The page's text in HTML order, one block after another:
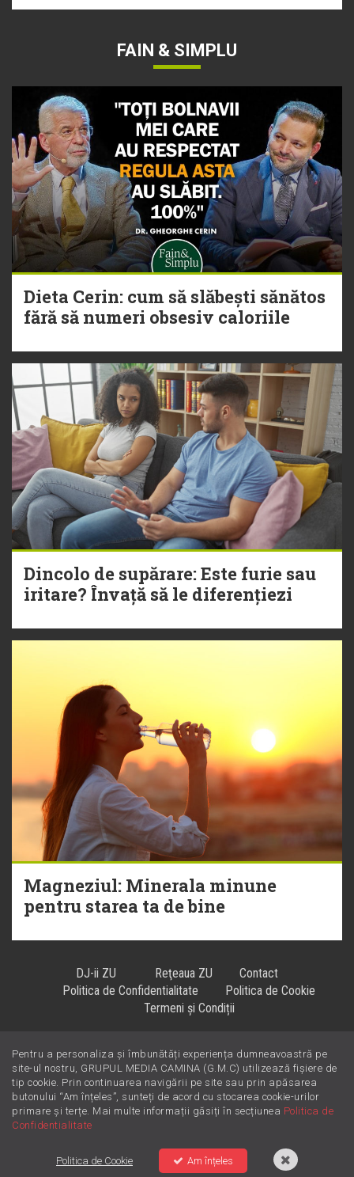
FAIN & SIMPLU
Dieta Cerin: cum să slăbești sănătos
fără să numeri obsesiv caloriile
Dincolo de supărare: Este furie sau
iritare? Învață să le diferențiezi
Magneziul: Minerala minune
pentru starea ta de bine
DJ-ii ZU Reţeaua ZU
Contact
Politica de Confidentialitate
Politica de Cookie
Termeni și Condiții
Hiturile se ascultă la !
Pentru a personaliza și îmbunătăți experiența dumneavoastră pe
site-ul nostru, GRUPUL MEDIA CAMINA (G.M.C) utilizează fișiere de
tip cookie. Prin continuarea navigării pe site sau prin apăsarea
butonului “Am înțeles”, sunteți de acord cu stocarea cookie-urilor
primare și terțe. Mai multe informații găsiți în secțiunea Politica de
Confidentialitate
Politica de Cookie Am înțeles